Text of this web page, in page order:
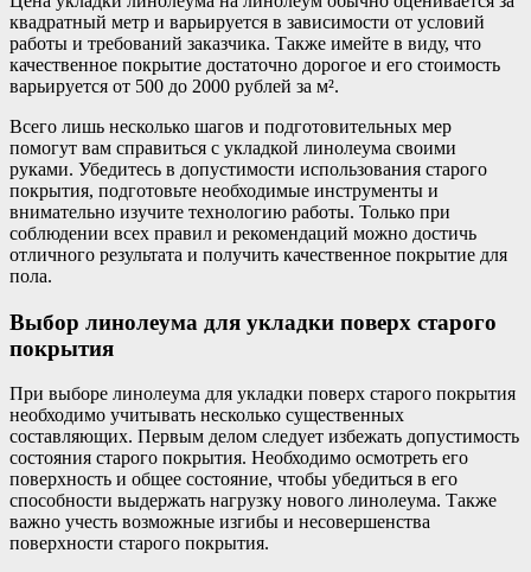
квадратный метр и варьируется в зависимости от условий
работы и требований заказчика. Также имейте в виду, что
качественное покрытие достаточно дорогое и его стоимость
варьируется от 500 до 2000 рублей за м².
Всего лишь несколько шагов и подготовительных мер
помогут вам справиться с укладкой линолеума своими
руками. Убедитесь в допустимости использования старого
покрытия, подготовьте необходимые инструменты и
внимательно изучите технологию работы. Только при
соблюдении всех правил и рекомендаций можно достичь
отличного результата и получить качественное покрытие для
пола.
Выбор линолеума для укладки поверх старого
покрытия
При выборе линолеума для укладки поверх старого покрытия
необходимо учитывать несколько существенных
составляющих. Первым делом следует избежать допустимость
состояния старого покрытия. Необходимо осмотреть его
поверхность и общее состояние, чтобы убедиться в его
способности выдержать нагрузку нового линолеума. Также
важно учесть возможные изгибы и несовершенства
поверхности старого покрытия.